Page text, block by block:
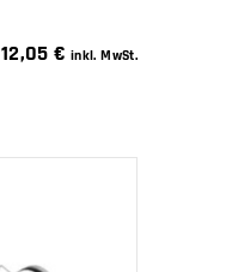
12,05€ inkl. MwSt.